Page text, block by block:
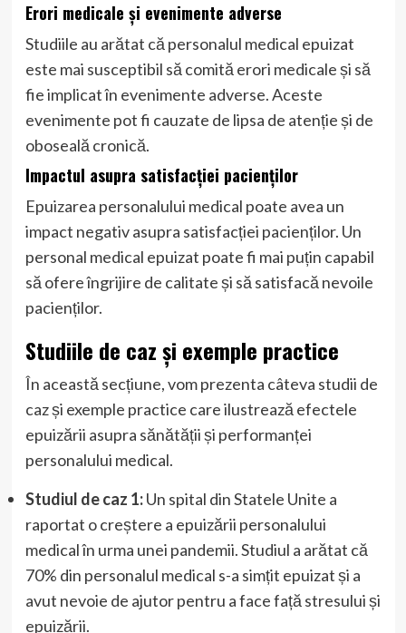
Erori medicale și evenimente adverse
Studiile au arătat că personalul medical epuizat
este mai susceptibil să comită erori medicale și să
fie implicat în evenimente adverse. Aceste
evenimente pot fi cauzate de lipsa de atenție și de
oboseală cronică.
Impactul asupra satisfacției pacienților
Epuizarea personalului medical poate avea un
impact negativ asupra satisfacției pacienților. Un
personal medical epuizat poate fi mai puțin capabil
să ofere îngrijire de calitate și să satisfacă nevoile
pacienților.
Studiile de caz și exemple practice
În această secțiune, vom prezenta câteva studii de
caz și exemple practice care ilustrează efectele
epuizării asupra sănătății și performanței
personalului medical.
Studiul de caz 1:Un spital din Statele Unite a
raportat o creștere a epuizării personalului
medical în urma unei pandemii. Studiul a arătat că
70% din personalul medical s-a simțit epuizat și a
avut nevoie de ajutor pentru a face față stresului și
epuizării.